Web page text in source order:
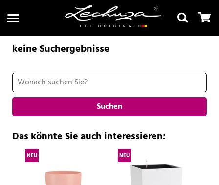
Suchen
keine Suchergebnisse
Suchen
Das könnte Sie auch interessieren:
NEU NEU